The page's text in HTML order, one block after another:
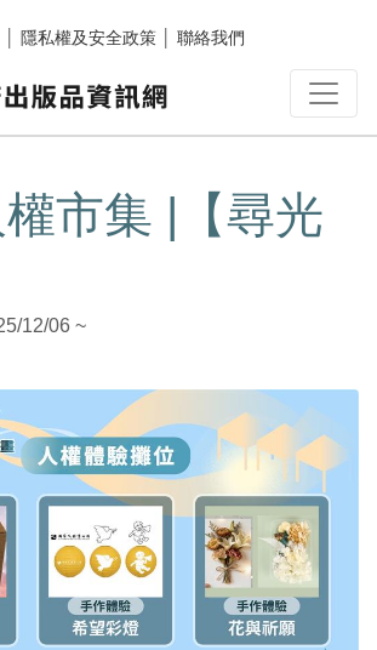
隱私權及安全政策 聯絡我們
市集 |【尋光
12/06 ~